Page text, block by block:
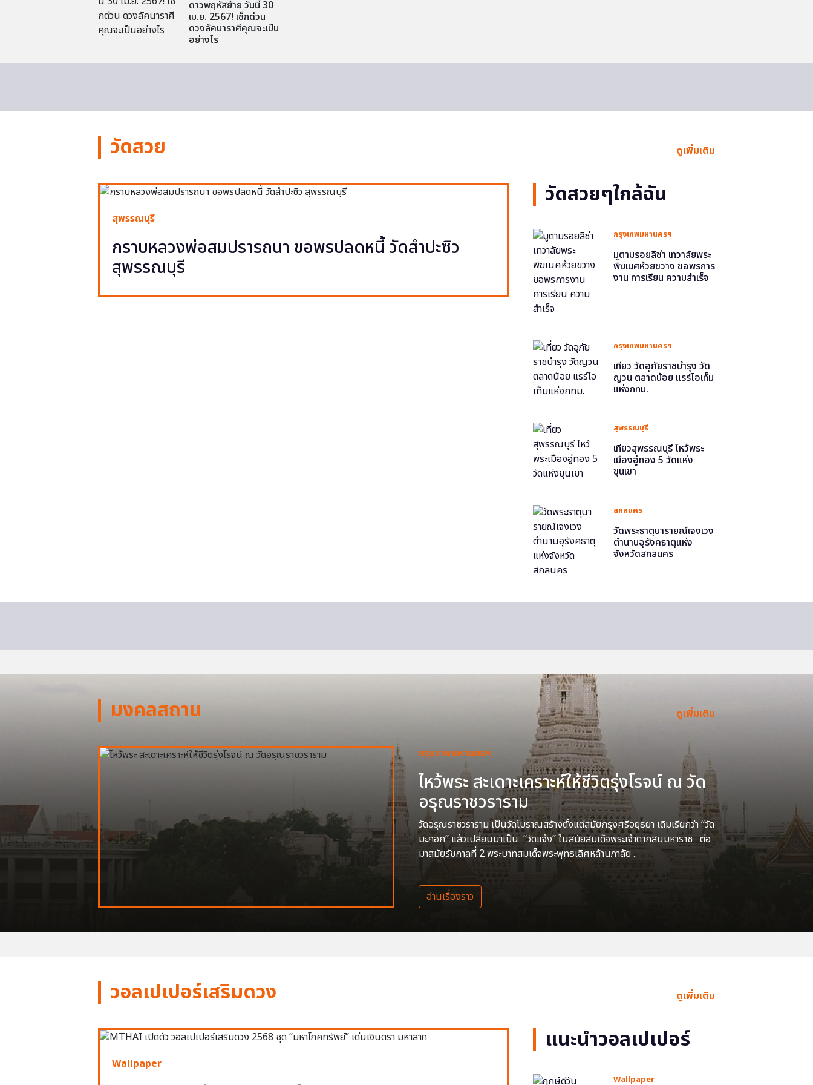
ดาวพฤหัสย้าย วันนี้ 30
เม.ย. 2567! เช็กด่วน
ดวงลัคนาราศีคุณจะเป็น
อย่างไร
วัดสวย ดูเพิ่มเติม
สุพรรณบุรี
กราบหลวงพ่อสมปรารถนา ขอพรปลดหนี้ วัดสำปะซิว
สุพรรณบุรี
วัดสวยๆใกล้ฉัน
กรุงเทพมหานครฯ
มูตามรอยลิซ่า เทวาลัยพระ
พิฆเนศห้วยขวาง ขอพรการ
งาน การเรียน ความสำเร็จ
กรุงเทพมหานครฯ
เที่ยว วัดอุภัยราชบำรุง วัด
ญวน ตลาดน้อย แรร์ไอเท็ม
แห่งกทม.
สุพรรณบุรี
เที่ยวสุพรรณบุรี ไหว้พระ
เมืองอู่ทอง 5 วัดแห่ง
ขุนเขา
สกลนคร
วัดพระธาตุนารายณ์เจงเวง
ตำนานอุรังคธาตุแห่ง
จังหวัดสกลนคร
มงคลสถาน ดูเพิ่มเติม
กรุงเทพมหานครฯ
ไหว้พระ สะเดาะเคราะห์ให้ชีวิตรุ่งโรจน์ ณ วัด
อรุณราชวราราม
วัดอรุณราชวราราม เป็นวัดโบราณสร้างตั้งแต่สมัยกรุงศรีอยุธยา เดิมเรียกว่า “วัด
มะกอก” แล้วเปลี่ยนมาเป็น “วัดแจ้ง” ในสมัยสมเด็จพระเจ้าตากสินมหาราช ต่อ
มาสมัยรัชกาลที่ 2 พระบาทสมเด็จพระพุทธเลิศหล้านภาลัย ..
อ่านเรื่องราว
วอลเปเปอร์เสริมดวง ดูเพิ่มเติม
Wallpaper
แนะนำวอลเปเปอร์
Wallpaper